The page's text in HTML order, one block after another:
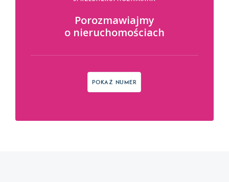
Porozmawiajmy
o nieruchomościach
Pokaż numer